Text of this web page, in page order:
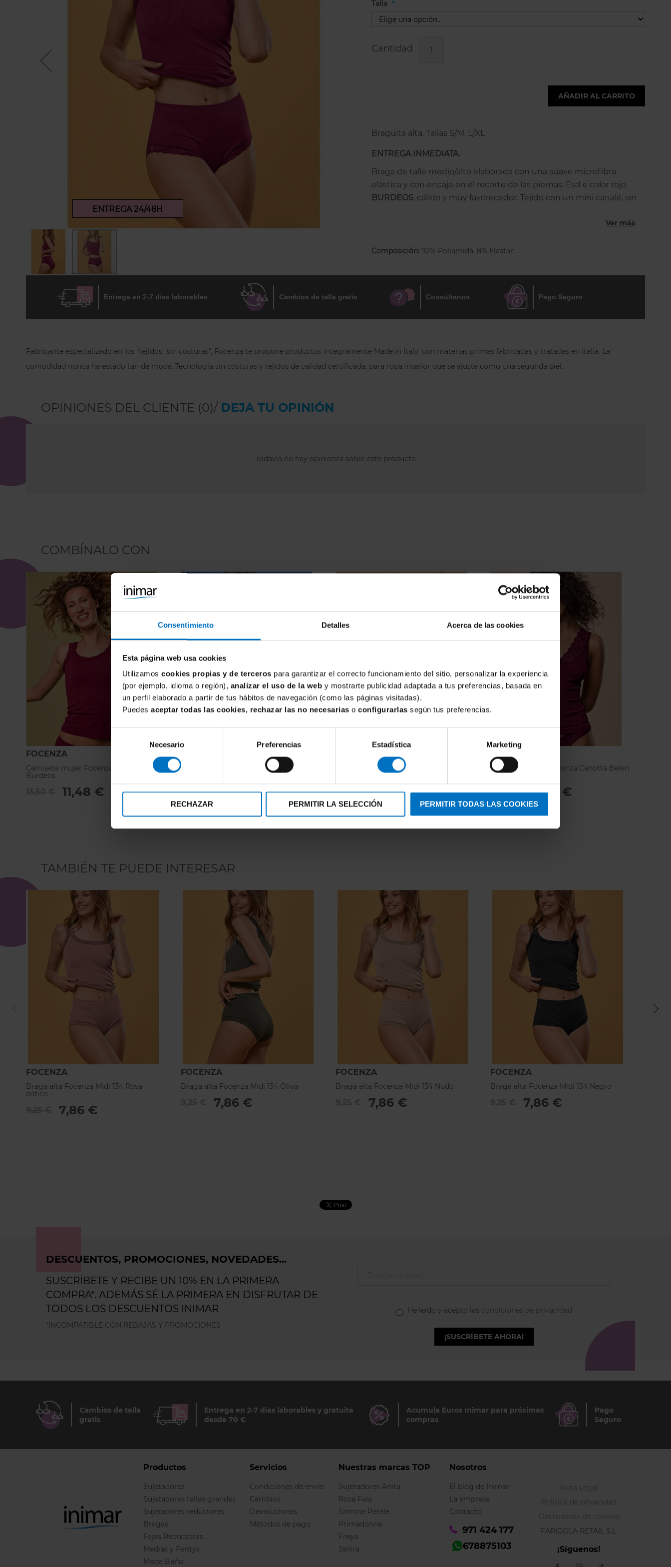
Consentimiento Detalles Acerca de las cookies
Esta página web usa cookies
Utilizamos cookies propias y de terceros para garantizar el correcto funcionamiento del sitio, personalizar la experiencia
(por ejemplo, idioma o región), analizar el uso de la web y mostrarte publicidad adaptada a tus preferencias, basada en
un perfil elaborado a partir de tus hábitos de navegación (como las páginas visitadas).
Puedes aceptar todas las cookies, rechazar las no necesarias o configurarlas según tus preferencias.
de
consentimiento
Necesario Preferencias Estadística Marketing
RECHAZAR PERMITIR LA SELECCIÓN PERMITIR TODAS LAS COOKIES
Talla
Cantidad
AÑADIR AL CARRITO
Braguita alta. Tallas S/M, L/XL
ENTREGA INMEDIATA.
Braga de talle medio/alto elaborada con una suave microfibra
elástica y con encaje en el recorte de las piernas. Esd e color rojo
BURDEOS, cálido y muy favorecedor. Tejido con un mini canalé, sin
Una braguita alta funcional y elegante, con el toque de sofisticación
Tiene un rombo higiénico de microfibra transpirable.
Ver más
Composición: 92% Poliamida, 8% Elastan
of
ENTREGA 24/48H
Entrega en 2-7 días laborables Cambios de talla gratis Consúltanos Pago Seguro
Fabricante especializado en los "tejidos "sin costuras", Focenza te propone productos íntegramente Made in Italy, con materias primas fabricadas y tratadas en Italia. La
comodidad nunca ha estado tan de moda. Tecnología sin costuras y tejidos de calidad certificada, para ropa interior que se ajusta como una segunda piel.
OPINIONES DEL CLIENTE (0)/ DEJA TU OPINIÓN
Todavía no hay opiniones sobre este producto
COMBÍNALO CON
FOCENZA
Camiseta mujer Focenza Caraco Pizzo 217
Burdeos
11,48 €
Camiseta mujer Focenza manga larga 615
17,50 € 14,88 €
Camiseta mujer Focenza Tirantes 203
11,50 € 9,78 €
Camiseta mujer Focenza Canotta Belen
18214 Bordo
17,50 € 14,88 €
TAMBIÉN TE PUEDE INTERESAR
FOCENZA
Braga alta Focenza Midi 134 Rosa
antico
7,86 €
FOCENZA
Braga alta Focenza Midi 134 Oliva
7,86 €
FOCENZA
Braga alta Focenza Midi 134 Nudo
7,86 €
FOCENZA
Braga alta Focenza Midi 134 Negro
7,86 €
DESCUENTOS, PROMOCIONES, NOVEDADES...
SUSCRÍBETE Y RECIBE UN 10% EN LA PRIMERA
COMPRA*. ADEMÁS SÉ LA PRIMERA EN DISFRUTAR DE
TODOS LOS DESCUENTOS INIMAR
*INCOMPATIBLE CON REBAJAS Y PROMOCIONES
He leído y acepto las condiciones de privacidad
¡SUSCRÍBETE AHORA!
Cambios de talla
gratis
Entrega en 2-7 días laborables y gratuita
desde 70 €
Acumula Euros Inimar para próximas
compras
Pago
Seguro
Productos
Sujetadores
Sujetadores tallas grandes
Sujetadores reductores
Bragas
Fajas Reductoras
Medias y Pantys
Moda Baño
Servicios
Condiciones de envío
Cambios
Devoluciones
Métodos de pago
Nuestras marcas TOP
Sujetadores Anita
Rosa Faia
Simone Perele
Primadonna
Freya
Janira
Nosotros
El blog de Inimar
La empresa
Contacto
971 424 177
678875103
Nota Legal
Política de privacidad
Declaración de cookies
FARIGOLA RETAIL S.L.
¡Síguenos!